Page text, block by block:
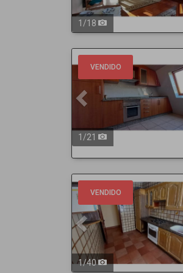
1 /18
VENDIDO
Previous
1 /21
VENDIDO
Previous
1/40